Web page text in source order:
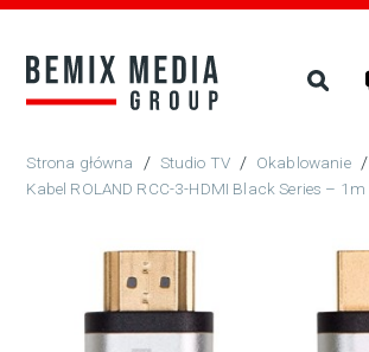
/ Studio TV/ Okablowanie/
Kabel ROLAND RCC-3-HDMI Black Series – 1m